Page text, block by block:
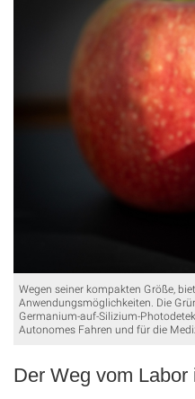
Wegen seiner kompakten Größe,
Anwendungsmöglichkeiten. Die
Germanium-auf-Silizium-
Autonomes Fahren und für die
Der Weg vom